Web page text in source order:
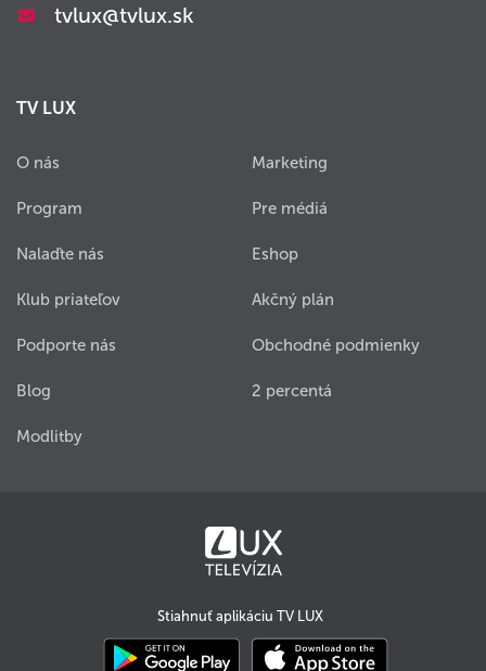
tvlux@tvlux.sk
TV LUX
O nás
Program
Nalaďte nás
Klub priateľov
Podporte nás
Blog
Modlitby
Marketing
Pre médiá
Eshop
Akčný plán
Obchodné podmienky
2 percentá
Stiahnuť aplikáciu TV LUX